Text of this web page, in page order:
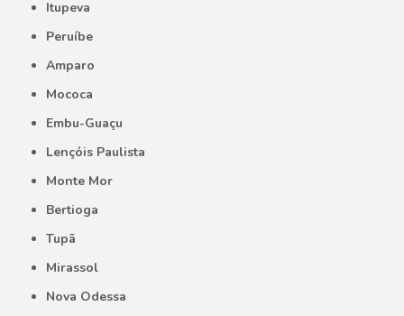
Itupeva
Peruíbe
Amparo
Mococa
Embu-Guaçu
Lençóis Paulista
Monte Mor
Bertioga
Tupã
Mirassol
Nova Odessa